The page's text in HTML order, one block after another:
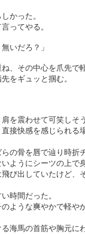
かった。
ってやる。
いだろ？」
、その中心を爪先で
をギュッと掴む。
を震わせて可笑しそ
接快感を感じられる
の骨を唇で辿り時折
ようにシーツの上で
び出していたけど
時間だった。
ような爽やかで軽や
海馬の首筋や胸元に